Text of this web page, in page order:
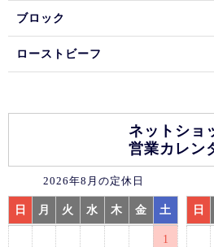
ブロック
ローストビーフ
ネットショ
営業カレン
2026年8月の定休日
日 月 火 水 木 金 土
1
日